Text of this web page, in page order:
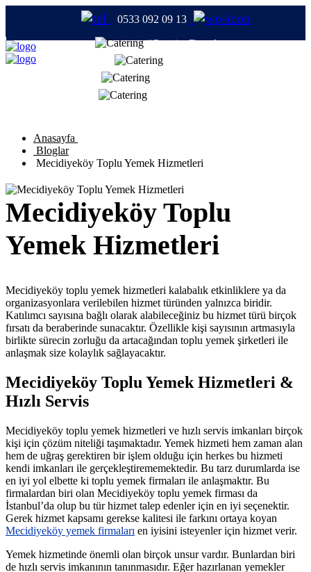
0533 092 09 13
#CateringFirmaları
Anasayfa
Bloglar
Mecidiyeköy Toplu Yemek Hizmetleri
Mecidiyeköy Toplu
Yemek Hizmetleri
Mecidiyeköy toplu yemek hizmetleri kalabalık etkinliklere ya da
organizasyonlara verilebilen hizmet türünden yalnızca biridir.
Katılımcı sayısına bağlı olarak alabileceğiniz bu hizmet türü birçok
fırsatı da beraberinde sunacaktır. Özellikle kişi sayısının artmasıyla
birlikte sürecin zorluğu da artacağından toplu yemek şirketleri ile
anlaşmak size kolaylık sağlayacaktır.
Mecidiyeköy Toplu Yemek Hizmetleri &
Hızlı Servis
Mecidiyeköy toplu yemek hizmetleri ve hızlı servis imkanları birçok
kişi için çözüm niteliği taşımaktadır. Yemek hizmeti hem zaman alan
hem de uğraş gerektiren bir işlem olduğu için herkes bu hizmeti
kendi imkanları ile gerçekleştirememektedir. Bu tarz durumlarda ise
en iyi yol elbette ki toplu yemek firmaları ile anlaşmaktır. Bu
firmalardan biri olan Mecidiyeköy toplu yemek firması da
İstanbul’da olup bu tür hizmet talep edenler için en iyi seçenektir.
Gerek hizmet kapsamı gerekse kalitesi ile farkını ortaya koyan
Mecidiyeköy yemek firmaları en iyisini isteyenler için hizmet verir.
Yemek hizmetinde önemli olan birçok unsur vardır. Bunlardan biri
de hızlı servis imkanının tanınmasıdır. Eğer hazırlanan yemekler